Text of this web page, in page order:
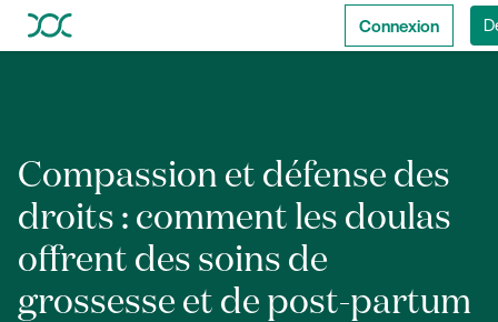
Connexion
Compassion et défense des
droits : comment les doulas
offrent des soins de
grossesse et de post-partum